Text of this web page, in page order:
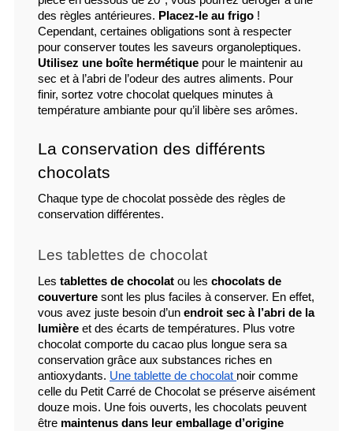
des règles antérieures. Placez-le au frigo !
Cependant, certaines obligations sont à respecter
Utilisez une boîte hermétique pour le maintenir au
sec et à l’abri de l’odeur des autres aliments. Pour
finir, sortez votre chocolat quelques minutes à
température ambiante pour qu’il libère ses arômes.
La conservation des différents
chocolats
Chaque type de chocolat possède des règles de
conservation différentes.
Les tablettes de chocolat
Les tablettes de chocolat ou les chocolats de
couverture sont les plus faciles à conserver. En effet,
vous avez juste besoin d’un endroit sec à l’abri de la
lumière et des écarts de températures. Plus votre
chocolat comporte du cacao plus longue sera sa
conservation grâce aux substances riches en
antioxydants. Une tablette de chocolat noir comme
celle du Petit Carré de Chocolat se préserve aisément
douze mois. Une fois ouverts, les chocolats peuvent
être maintenus dans leur emballage d’origine